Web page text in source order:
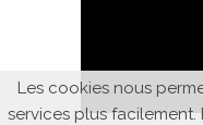
Les cookies nous
services plus facilement.